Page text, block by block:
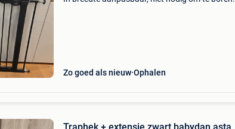
Zo goed als nieuw Ophalen